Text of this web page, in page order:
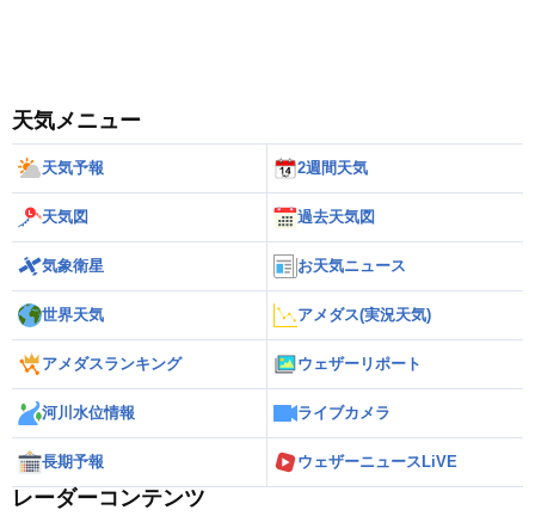
天気メニュー
天気予報 2週間天気
天気図 過去天気図
気象衛星 お天気ニュース
世界天気 アメダス(実況天気)
アメダスランキング ウェザーリポート
河川水位情報 ライブカメラ
長期予報 ウェザーニュースLiVE
レーダーコンテンツ